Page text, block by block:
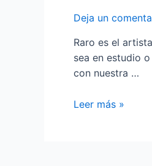
Deja un
Raro es el
sea en estudio
con nuestra …
Rock
Leer más »